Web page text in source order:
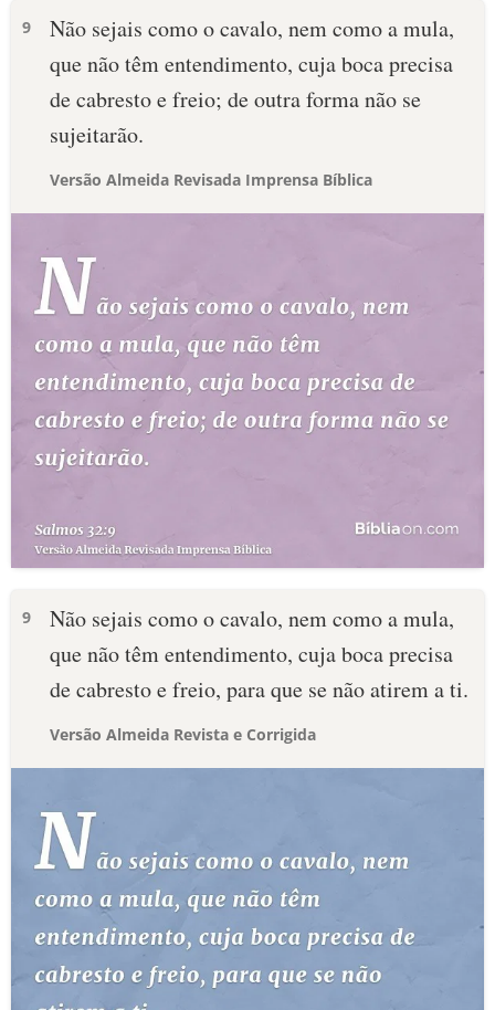
9
Não sejais como o cavalo, nem como a mula,
que não têm entendimento, cuja boca precisa
de cabresto e freio; de outra forma não se
sujeitarão.
Versão Almeida Revisada Imprensa Bíblica
9
Não sejais como o cavalo, nem como a mula,
que não têm entendimento, cuja boca precisa
de cabresto e freio, para que se não atirem a ti.
Versão Almeida Revista e Corrigida